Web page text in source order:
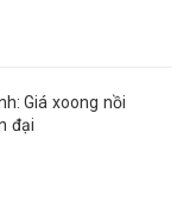
Giá xoong nồi
đại